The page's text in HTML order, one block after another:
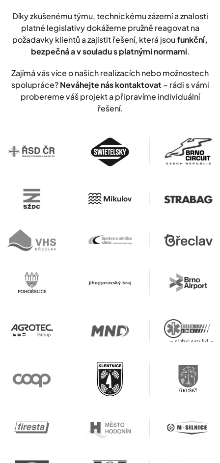
Díky zkušenému týmu, technickému zázemí a znalosti
platné legislativy dokážeme pružně reagovat na
požadavky klientů a zajistit řešení, která jsoufunkční,
bezpečná a v souladu s platnými normami.
Zajímá vás více o našich realizacích nebo možnostech
spolupráce?Neváhejte nás kontaktovat – rádi s vámi
probereme váš projekt a připravíme individuální
řešení.